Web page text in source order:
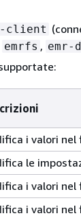
client
emrfs , emr-
i valori
le
i valori
i valori